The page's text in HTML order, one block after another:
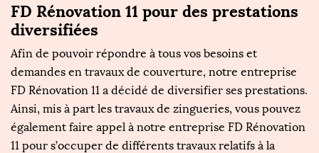
FD Rénovation 11 pour des prestations
diversifiées
Afin de pouvoir répondre à tous vos besoins et
demandes en travaux de couverture, notre entreprise
FD Rénovation 11 a décidé de diversifier ses prestations.
Ainsi, mis à part les travaux de zingueries, vous pouvez
également faire appel à notre entreprise FD Rénovation
11 pour s’occuper de différents travaux relatifs à la